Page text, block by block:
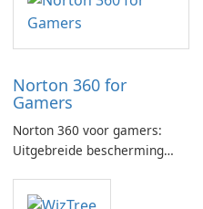
Norton 360 for
Gamers
Norton 360 voor gamers:
Uitgebreide bescherming